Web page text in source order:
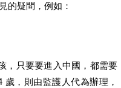
的疑問，例如：
，只要要進入中國，都需要
，則由監護人代為辦理，